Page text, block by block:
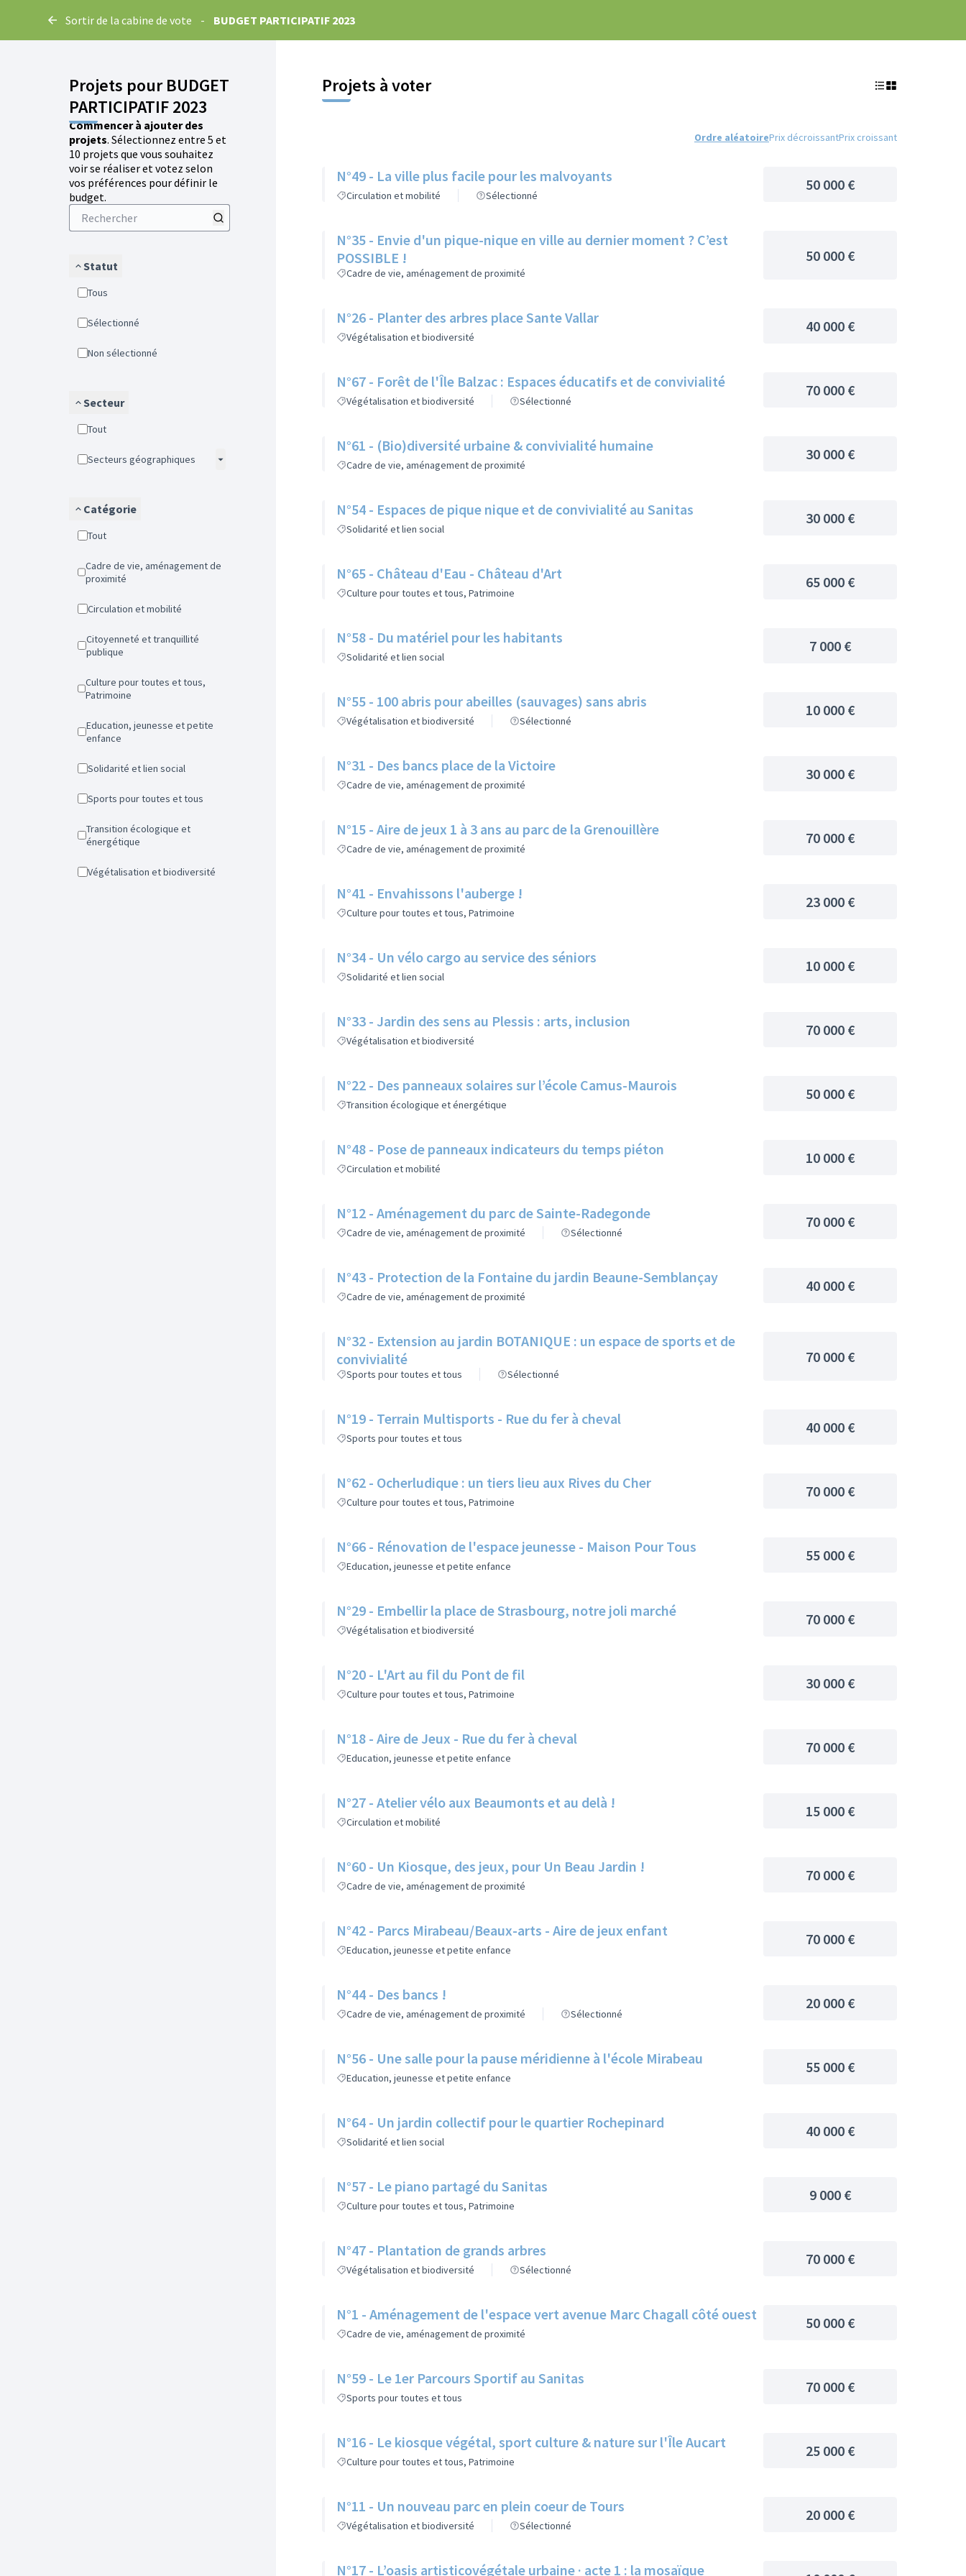
Sortir de la cabine de vote - BUDGET PARTICIPATIF 2023
Projets pour BUDGET
PARTICIPATIF 2023
Commencer à ajouter des
projets. Sélectionnez entre 5 et
10 projets que vous souhaitez
voir se réaliser et votez selon
vos préférences pour définir le
budget.
Statut
Tous
Sélectionné
Non sélectionné
Secteur
Tout
Secteurs géographiques
Catégorie
Tout
Cadre de vie, aménagement de
proximité
Circulation et mobilité
Citoyenneté et tranquillité
publique
Culture pour toutes et tous,
Patrimoine
Education, jeunesse et petite
enfance
Solidarité et lien social
Sports pour toutes et tous
Transition écologique et
énergétique
Végétalisation et biodiversité
Projets à voter
Ordre aléatoirePrix décroissantPrix croissant
N°49 - La ville plus facile pour les malvoyants
Circulation et mobilité Sélectionné
50 000 €
N°35 - Envie d'un pique-nique en ville au dernier moment ? C’est
POSSIBLE !
Cadre de vie, aménagement de proximité
50 000 €
N°26 - Planter des arbres place Sante Vallar
Végétalisation et biodiversité
40 000 €
N°67 - Forêt de l'Île Balzac : Espaces éducatifs et de convivialité
Végétalisation et biodiversité Sélectionné
70 000 €
N°61 - (Bio)diversité urbaine & convivialité humaine
Cadre de vie, aménagement de proximité
30 000 €
N°54 - Espaces de pique nique et de convivialité au Sanitas
Solidarité et lien social
30 000 €
N°65 - Château d'Eau - Château d'Art
Culture pour toutes et tous, Patrimoine
65 000 €
N°58 - Du matériel pour les habitants
Solidarité et lien social
7 000 €
N°55 - 100 abris pour abeilles (sauvages) sans abris
Végétalisation et biodiversité Sélectionné
10 000 €
N°31 - Des bancs place de la Victoire
Cadre de vie, aménagement de proximité
30 000 €
N°15 - Aire de jeux 1 à 3 ans au parc de la Grenouillère
Cadre de vie, aménagement de proximité
70 000 €
N°41 - Envahissons l'auberge !
Culture pour toutes et tous, Patrimoine
23 000 €
N°34 - Un vélo cargo au service des séniors
Solidarité et lien social
10 000 €
N°33 - Jardin des sens au Plessis : arts, inclusion
Végétalisation et biodiversité
70 000 €
N°22 - Des panneaux solaires sur l’école Camus-Maurois
Transition écologique et énergétique
50 000 €
N°48 - Pose de panneaux indicateurs du temps piéton
Circulation et mobilité
10 000 €
N°12 - Aménagement du parc de Sainte-Radegonde
Cadre de vie, aménagement de proximité Sélectionné
70 000 €
N°43 - Protection de la Fontaine du jardin Beaune-Semblançay
Cadre de vie, aménagement de proximité
40 000 €
N°32 - Extension au jardin BOTANIQUE : un espace de sports et de
convivialité
Sports pour toutes et tous Sélectionné
70 000 €
N°19 - Terrain Multisports - Rue du fer à cheval
Sports pour toutes et tous
40 000 €
N°62 - Ocherludique : un tiers lieu aux Rives du Cher
Culture pour toutes et tous, Patrimoine
70 000 €
N°66 - Rénovation de l'espace jeunesse - Maison Pour Tous
Education, jeunesse et petite enfance
55 000 €
N°29 - Embellir la place de Strasbourg, notre joli marché
Végétalisation et biodiversité
70 000 €
N°20 - L'Art au fil du Pont de fil
Culture pour toutes et tous, Patrimoine
30 000 €
N°18 - Aire de Jeux - Rue du fer à cheval
Education, jeunesse et petite enfance
70 000 €
N°27 - Atelier vélo aux Beaumonts et au delà !
Circulation et mobilité
15 000 €
N°60 - Un Kiosque, des jeux, pour Un Beau Jardin !
Cadre de vie, aménagement de proximité
70 000 €
N°42 - Parcs Mirabeau/Beaux-arts - Aire de jeux enfant
Education, jeunesse et petite enfance
70 000 €
N°44 - Des bancs !
Cadre de vie, aménagement de proximité Sélectionné
20 000 €
N°56 - Une salle pour la pause méridienne à l'école Mirabeau
Education, jeunesse et petite enfance
55 000 €
N°64 - Un jardin collectif pour le quartier Rochepinard
Solidarité et lien social
40 000 €
N°57 - Le piano partagé du Sanitas
Culture pour toutes et tous, Patrimoine
9 000 €
N°47 - Plantation de grands arbres
Végétalisation et biodiversité Sélectionné
70 000 €
N°1 - Aménagement de l'espace vert avenue Marc Chagall côté ouest
Cadre de vie, aménagement de proximité
50 000 €
N°59 - Le 1er Parcours Sportif au Sanitas
Sports pour toutes et tous
70 000 €
N°16 - Le kiosque végétal, sport culture & nature sur l'Île Aucart
Culture pour toutes et tous, Patrimoine
25 000 €
N°11 - Un nouveau parc en plein coeur de Tours
Végétalisation et biodiversité Sélectionné
20 000 €
N°17 - L’oasis artisticovégétale urbaine · acte 1 : la mosaïque